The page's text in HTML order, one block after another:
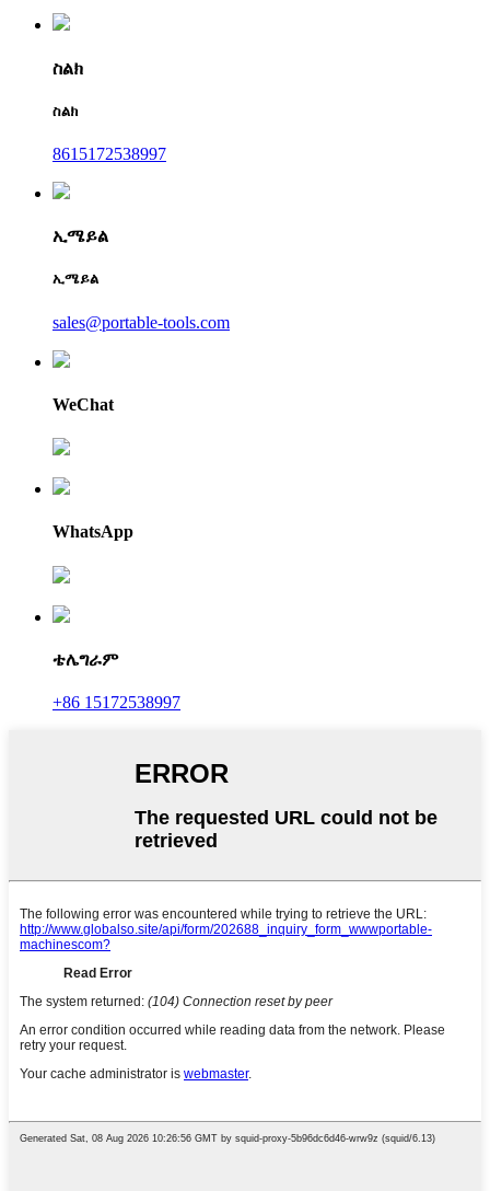
ስልክ
ስልክ
8615172538997
ኢሜይል
ኢሜይል
sales@portable-tools.com
WeChat
WhatsApp
ቴሌግራም
+86 15172538997